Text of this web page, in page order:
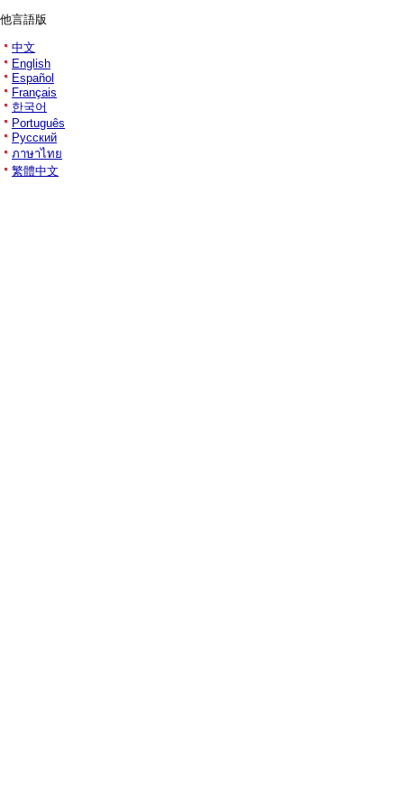
他言語版
中文
English
Español
Français
한국어
Português
Русский
ภาษาไทย
繁體中文